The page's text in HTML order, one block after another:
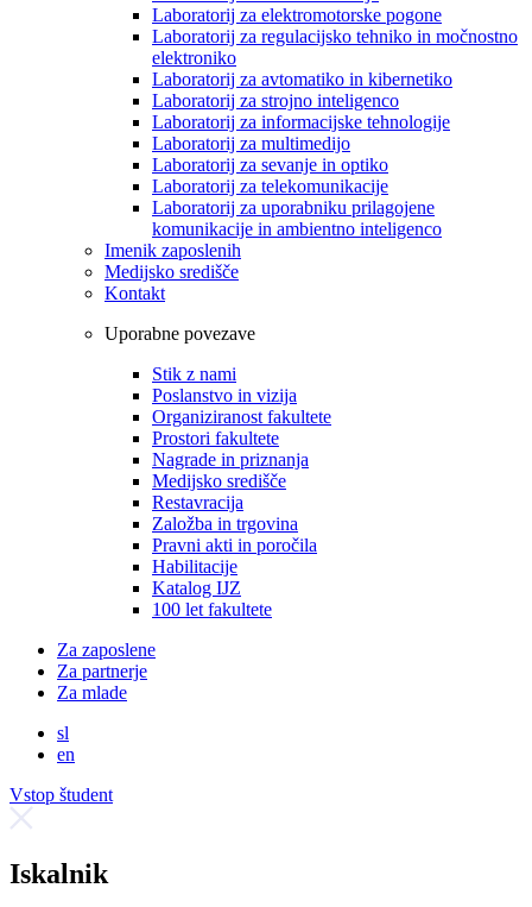
Laboratorij za elektromotorske pogone
Laboratorij za regulacijsko tehniko in močnostno
elektroniko
Laboratorij za avtomatiko in kibernetiko
Laboratorij za strojno inteligenco
Laboratorij za informacijske tehnologije
Laboratorij za multimedijo
Laboratorij za sevanje in optiko
Laboratorij za telekomunikacije
Laboratorij za uporabniku prilagojene
komunikacije in ambientno inteligenco
Imenik zaposlenih
Medijsko središče
Kontakt
Uporabne povezave
Stik z nami
Poslanstvo in vizija
Organiziranost fakultete
Prostori fakultete
Nagrade in priznanja
Medijsko središče
Restavracija
Založba in trgovina
Pravni akti in poročila
Habilitacije
Katalog IJZ
100 let fakultete
Za zaposlene
Za partnerje
Za mlade
sl
en
Vstop študent
Iskalnik